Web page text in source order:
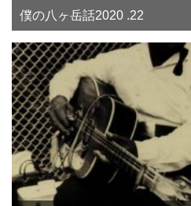
僕の八ヶ岳話2020 .22